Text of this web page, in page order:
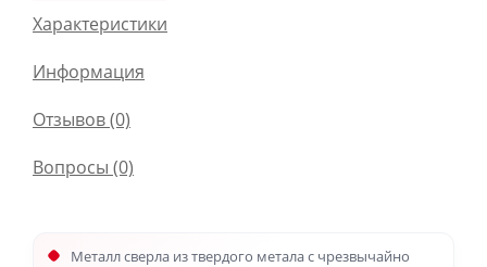
Характеристики
Информация
Отзывов (0)
Вопросы (0)
Металл сверла из твердого метала с чрезвычайно